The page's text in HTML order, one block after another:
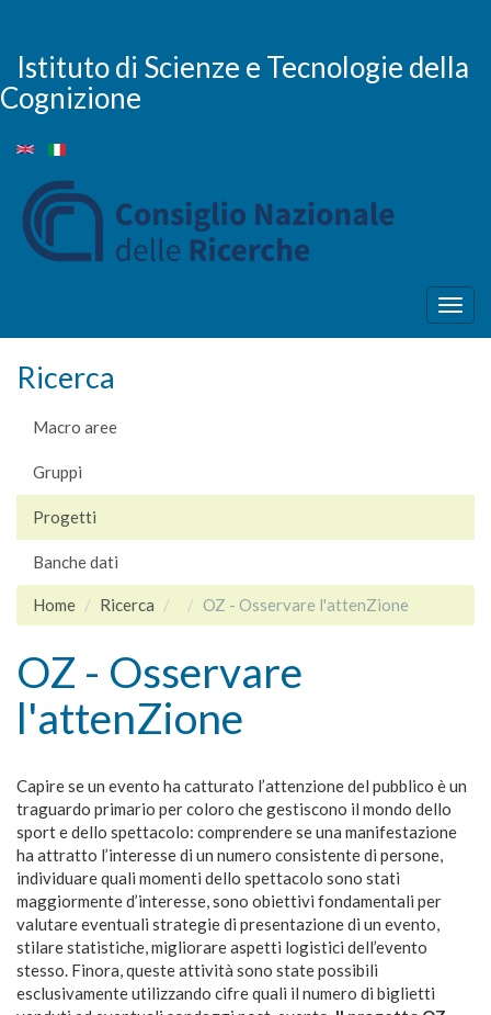
contenuto
principale
Istituto di Scienze e Tecnologie della
Cognizione
Ricerca
Macro aree
Gruppi
Progetti
Banche dati
Home Ricerca OZ - Osservare l'attenZione
OZ - Osservare
l'attenZione
Capire se un evento ha catturato l’attenzione del pubblico è un
traguardo primario per coloro che gestiscono il mondo dello
sport e dello spettacolo: comprendere se una manifestazione
ha attratto l’interesse di un numero consistente di persone,
individuare quali momenti dello spettacolo sono stati
maggiormente d’interesse, sono obiettivi fondamentali per
valutare eventuali strategie di presentazione di un evento,
stilare statistiche, migliorare aspetti logistici dell’evento
stesso. Finora, queste attività sono state possibili
esclusivamente utilizzando cifre quali il numero di biglietti